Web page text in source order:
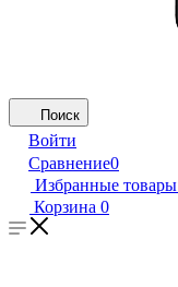
Поиск
Войти
Сравнение0
Избранные товары
Корзина 0